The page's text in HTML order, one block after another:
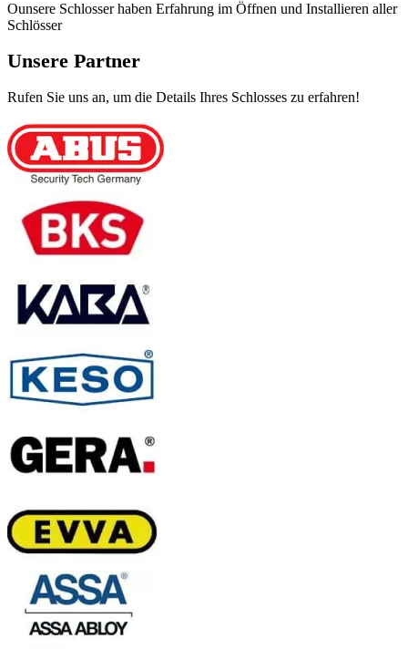
Ounsere Schlosser haben Erfahrung im Öffnen und Installieren aller
Schlösser
Unsere Partner
Rufen Sie uns an, um die Details Ihres Schlosses zu erfahren!